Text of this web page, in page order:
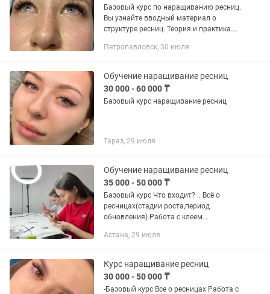
Базовый курс по наращиванию ресниц.
Вы узнайте вводный материал о
структуре ресниц. Теория и практика.
Как правильно поставить руку. Как
Петропавловск, 30 июля
Обучение наращивание ресниц
30 000 - 60 000 ₸
Базовый курс наращивание ресниц
Тараз, 29 июля
Обучение наращивание ресниц
35 000 - 50 000 ₸
Базовый курс Что входит? .. Всё о
ресницах(стадии роста,период
обновления) Работа с клеем
Проведение процедуры снятия
ресниц(длина,...
Астана, 29 июля
Курс наращивание ресниц
30 000 - 50 000 ₸
-Базовый курс Все о ресницах Работа с